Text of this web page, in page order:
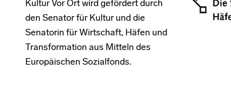
Kultur Vor Ort wird gefördert durch
den Senator für Kultur und die
Senatorin für Wirtschaft, Häfen und
Transformation aus Mitteln des
Europäischen Sozialfonds.